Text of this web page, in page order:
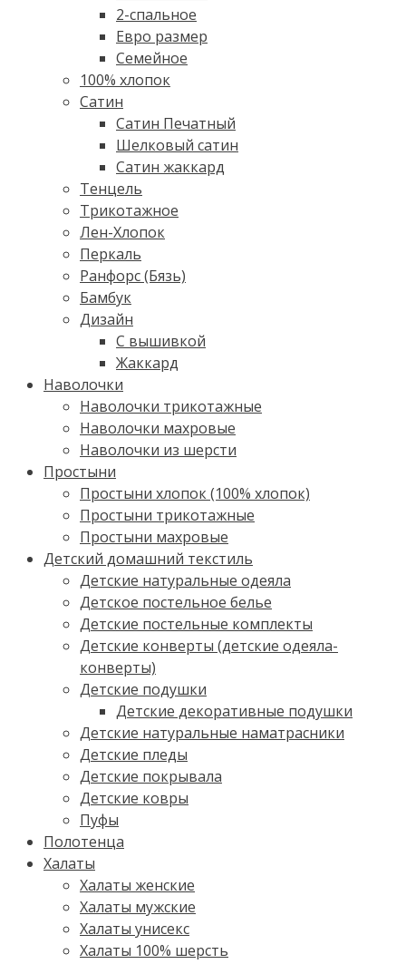
2-спальное
Евро размер
Семейное
100% хлопок
Cатин
Сатин Печатный
Шелковый сатин
Сатин жаккард
Тенцель
Трикотажное
Лен-Хлопок
Перкаль
Ранфорс (Бязь)
Бамбук
Дизайн
С вышивкой
Жаккард
Наволочки
Наволочки трикотажные
Наволочки махровые
Наволочки из шерсти
Простыни
Простыни хлопок (100% хлопок)
Простыни трикотажные
Простыни махровые
Детский домашний текстиль
Детские натуральные одеяла
Детское постельное белье
Детские постельные комплекты
Детские конверты (детские одеяла-
конверты)
Детские подушки
Детские декоративные подушки
Детские натуральные наматрасники
Детские пледы
Детские покрывала
Детские ковры
Пуфы
Полотенца
Халаты
Халаты женские
Халаты мужские
Халаты унисекс
Халаты 100% шерсть